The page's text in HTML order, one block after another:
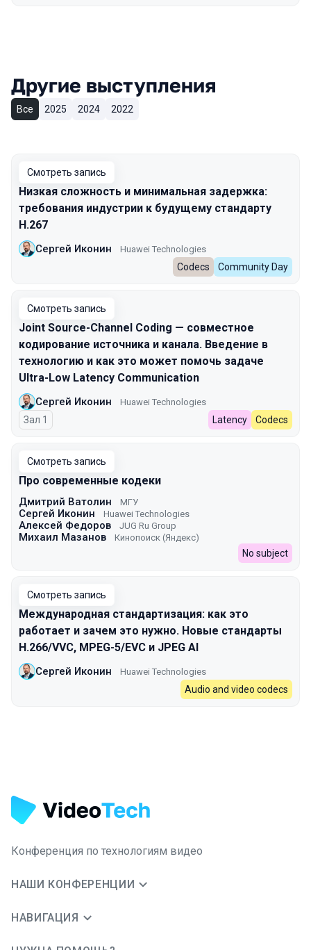
Другие выступления
Все 2025 2024 2022
Смотреть запись
Низкая сложность и минимальная задержка:
требования индустрии к будущему стандарту
H.267
Сергей Иконин Huawei Technologies
Codecs Community Day
Смотреть запись
Joint Source-Channel Coding — совместное
кодирование источника и канала. Введение в
технологию и как это может помочь задаче
Ultra-Low Latency Communication
Сергей Иконин Huawei Technologies
Зал 1 Latency Codecs
Смотреть запись
Про современные кодеки
Дмитрий Ватолин МГУ
Сергей Иконин Huawei Technologies
Алексей Федоров JUG Ru Group
Михаил Мазанов Кинопоиск (Яндекс)
No subject
Смотреть запись
Международная стандартизация: как это
работает и зачем это нужно. Новые стандарты
H.266/VVC, MPEG-5/EVC и JPEG AI
Сергей Иконин Huawei Technologies
Audio and video codecs
Конференция по технологиям видео
НАШИ КОНФЕРЕНЦИИ
НАВИГАЦИЯ